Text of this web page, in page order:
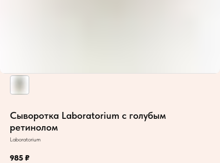
Сыворотка Laboratorium с голубым
ретинолом
Laboratorium
985 ₽